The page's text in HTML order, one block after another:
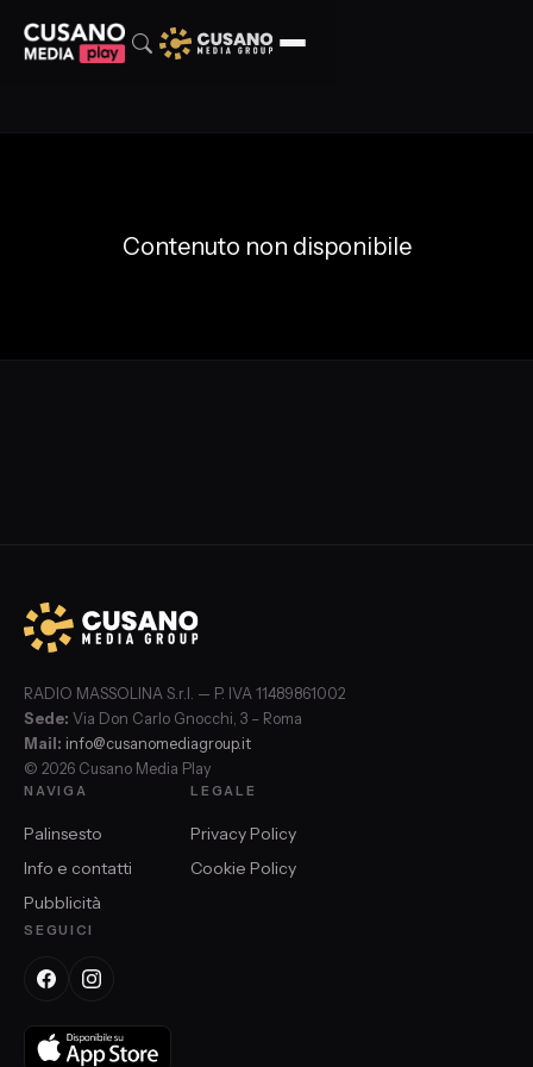
Contenuto non disponibile
RADIO MASSOLINA S.r.l. — P. IVA 11489861002
Sede: Via Don Carlo Gnocchi, 3 – Roma
Mail: info@cusanomediagroup.it
© 2026 Cusano Media Play
NAVIGA
Palinsesto
Info e contatti
Pubblicità
LEGALE
Privacy Policy
Cookie Policy
SEGUICI